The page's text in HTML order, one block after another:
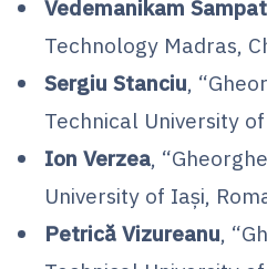
Vedemanikam
Technology Madras,
Sergiu Stanciu,
Technical University
Ion Verzea,
University of Iaşi,
Petrică Vizureanu,